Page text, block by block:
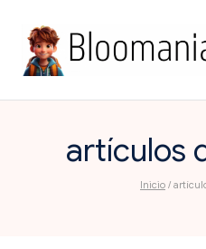
contenido
artículos
Inicio /